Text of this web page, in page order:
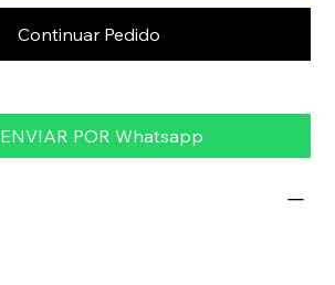
Continuar Pedido
ENVIAR POR Whatsapp